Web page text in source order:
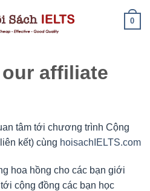
0
affiliate
tâm tới chương trình Cộng
kết) cùng hoisachIELTS.com
hoa hồng cho các bạn giới
tới cộng đồng các bạn học